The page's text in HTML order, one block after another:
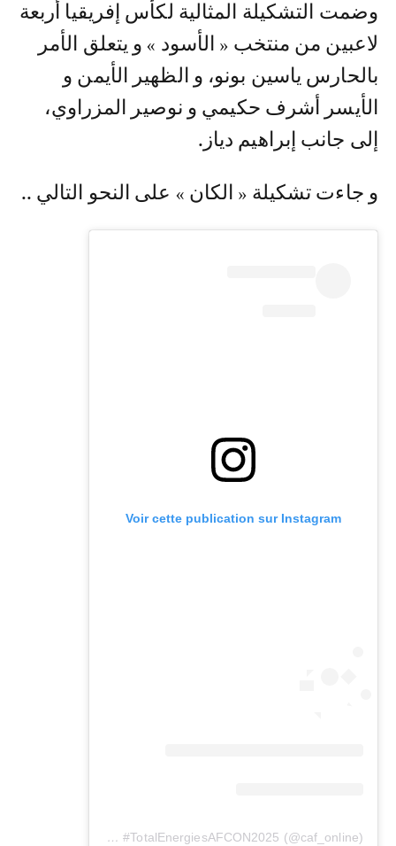
و ضمت التشكيلة المثالية لكأس إفريقيا أربعة
لاعبين من منتخب « الأسود » و يتعلق الأمر
بالحارس ياسين بونو، و الظهير الأيمن و
الأيسر أشرف حكيمي و نوصير المزراوي،
إلى جانب إبراهيم دياز.
و جاءت تشكيلة « الكان » على النحو التالي ..
Voir cette publication sur Instagram
Une publication partagée par #TotalEnergiesAFCON2025 (@caf_online)